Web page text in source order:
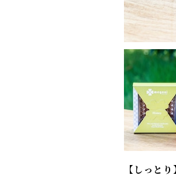
【しっと